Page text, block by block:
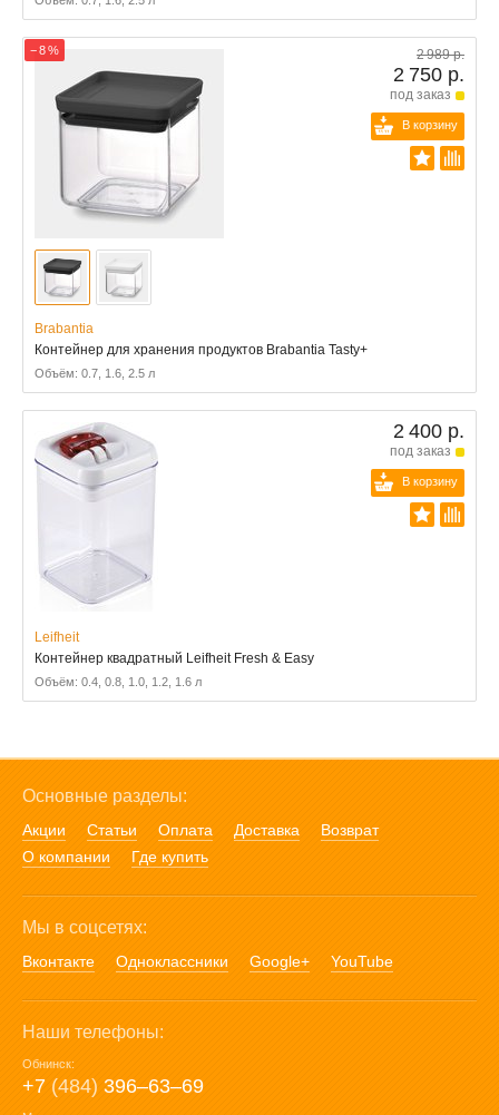
− 8 % 2 989 р.
2 750 р.
под заказ
В корзину
Brabantia
Контейнер для хранения продуктов Brabantia Tasty+
Объём: 0.7, 1.6, 2.5 л
2 400 р.
под заказ
В корзину
Leifheit
Контейнер квадратный Leifheit Fresh & Easy
Объём: 0.4, 0.8, 1.0, 1.2, 1.6 л
Основные разделы:
Акции Статьи Оплата Доставка
Возврат
О компании
Где купить
Мы в соцсетях:
Вконтакте Одноклассники Google+ YouTube
Наши телефоны:
Обнинск:
+7 (484) 396‒63‒69